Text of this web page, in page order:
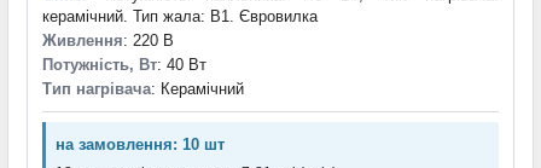
керамічний. Тип жала: B1. Євровилка
Живлення: 220 В
Потужність, Вт: 40 Вт
Тип нагрівача: Керамічний
на замовлення: 10 шт